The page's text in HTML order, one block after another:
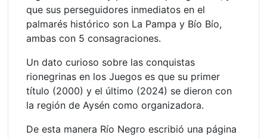
que sus perseguidores inmediatos en el
palmarés histórico son La Pampa y Bío Bío,
ambas con 5 consagraciones.
Un dato curioso sobre las conquistas
rionegrinas en los Juegos es que su primer
título (2000) y el último (2024) se dieron con
la región de Aysén como organizadora.
De esta manera Río Negro escribió una página